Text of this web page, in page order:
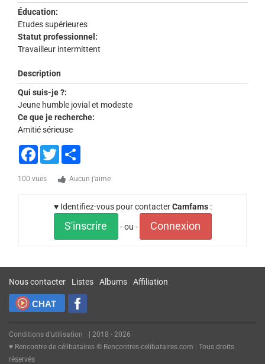
Éducation:
Etudes supérieures
Statut professionnel:
Travailleur intermittent
Description
Qui suis-je ?:
Jeune humble jovial et modeste
Ce que je recherche:
Amitié sérieuse
Facebook
Twitter
100 vues Aucun j'aime
♥ Identifiez-vous pour contacterCamfams:
S'inscrire - ou - Connexion
Nous contacter Listes Albums Affiliation
CHAT
Conditions d'utilisation
| 2018 - 2026
♥ Rencontre de célibataires © Rencontres-celibataires.com : Tous droits
réservés